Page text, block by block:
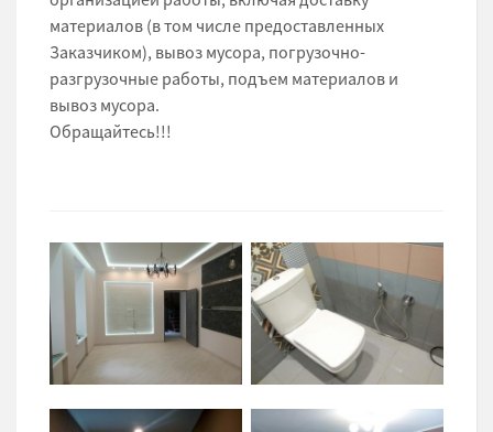
материалов (в том числе предоставленных
Заказчиком), вывоз мусора, погрузочно-
разгрузочные работы, подъем материалов и
вывоз мусора.
Обращайтесь!!!